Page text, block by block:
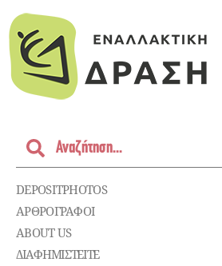
DEPOSITPHOTOS
ΑΡΘΡΟΓΡΑΦΟΙ
ABOUT US
ΔΙΑΦΗΜΙΣΤΕΊΤΕ